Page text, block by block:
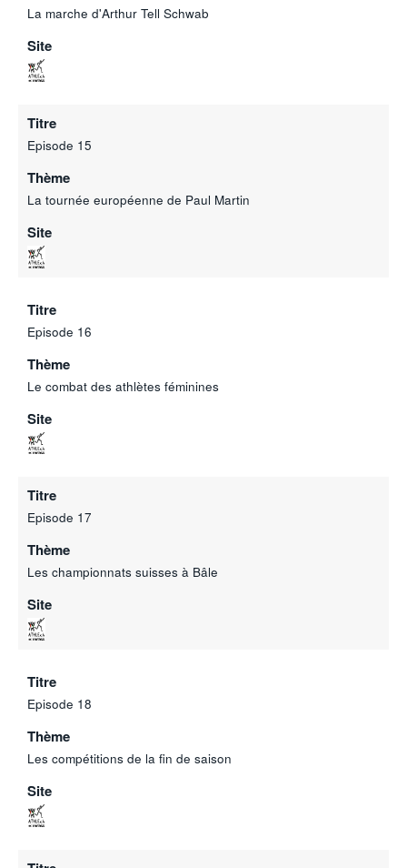
La marche d'Arthur Tell Schwab
Site
Titre
Episode 15
Thème
La tournée européenne de Paul Martin
Site
Titre
Episode 16
Thème
Le combat des athlètes féminines
Site
Titre
Episode 17
Thème
Les championnats suisses à Bâle
Site
Titre
Episode 18
Thème
Les compétitions de la fin de saison
Site